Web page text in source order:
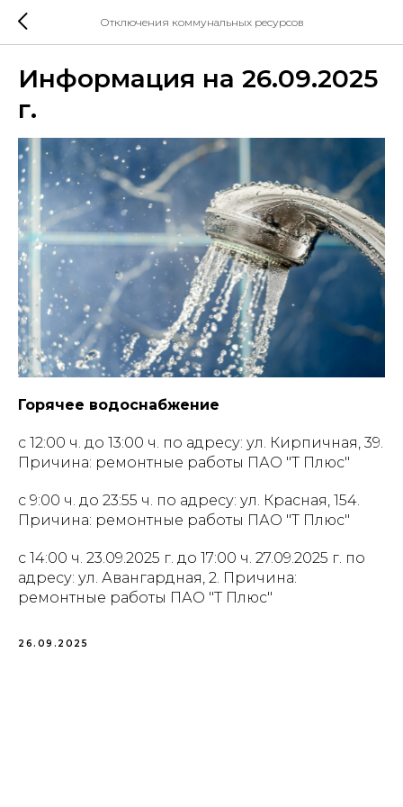
Отключения коммунальных ресурсов
Информация на 26.09.2025
г.
Горячее водоснабжение
с 12:00 ч. до 13:00 ч. по адресу: ул. Кирпичная, 39.
Причина: ремонтные работы ПАО "Т Плюс"
с 9:00 ч. до 23:55 ч. по адресу: ул. Красная, 154.
Причина: ремонтные работы ПАО "Т Плюс"
с 14:00 ч. 23.09.2025 г. до 17:00 ч. 27.09.2025 г. по
адресу: ул. Авангардная, 2. Причина:
ремонтные работы ПАО "Т Плюс"
26.09.2025